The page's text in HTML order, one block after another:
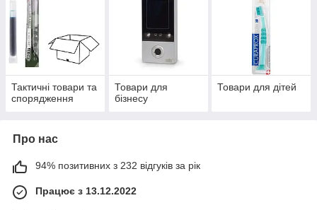
Тактичні товари та
спорядження
Товари для
бізнесу
Товари для дітей
Про нас
94% позитивних з 232 відгуків за рік
Працює з 13.12.2022